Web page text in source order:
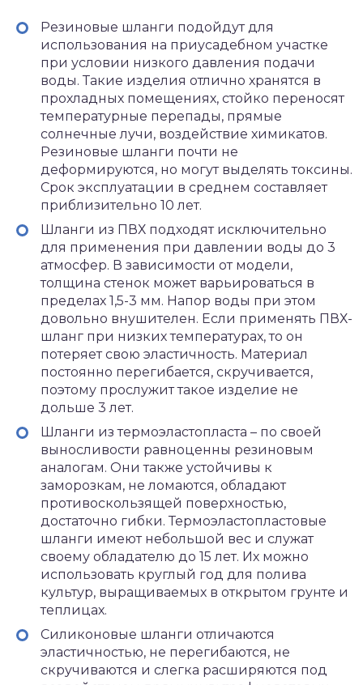
Резиновые шланги подойдут для
использования на приусадебном участке
при условии низкого давления подачи
воды. Такие изделия отлично хранятся в
прохладных помещениях, стойко переносят
температурные перепады, прямые
солнечные лучи, воздействие химикатов.
Резиновые шланги почти не
деформируются, но могут выделять токсины.
Срок эксплуатации в среднем составляет
приблизительно 10 лет.
Шланги из ПВХ подходят исключительно
для применения при давлении воды до 3
атмосфер. В зависимости от модели,
толщина стенок может варьироваться в
пределах 1,5-3 мм. Напор воды при этом
довольно внушителен. Если применять ПВХ-
шланг при низких температурах, то он
потеряет свою эластичность. Материал
постоянно перегибается, скручивается,
поэтому прослужит такое изделие не
дольше 3 лет.
Шланги из термоэластопласта – по своей
выносливости равноценны резиновым
аналогам. Они также устойчивы к
заморозкам, не ломаются, обладают
противоскользящей поверхностью,
достаточно гибки. Термоэластопластовые
шланги имеют небольшой вес и служат
своему обладателю до 15 лет. Их можно
использовать круглый год для полива
культур, выращиваемых в открытом грунте и
теплицах.
Силиконовые шланги отличаются
эластичностью, не перегибаются, не
скручиваются и слегка расширяются под